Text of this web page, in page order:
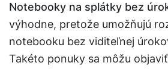
Notebooky na splátky bez
výhodne, pretože umožňujú
notebooku bez viditeľnej
Takéto ponuky sa môžu